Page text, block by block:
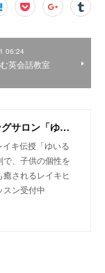
06:24
英会話教室
柏の英会話教室＆ヒーリングサロン「ゆいるーむ」
キ伝授「ゆいる
で、子供の個性を
されるレイキヒ
スン受付中